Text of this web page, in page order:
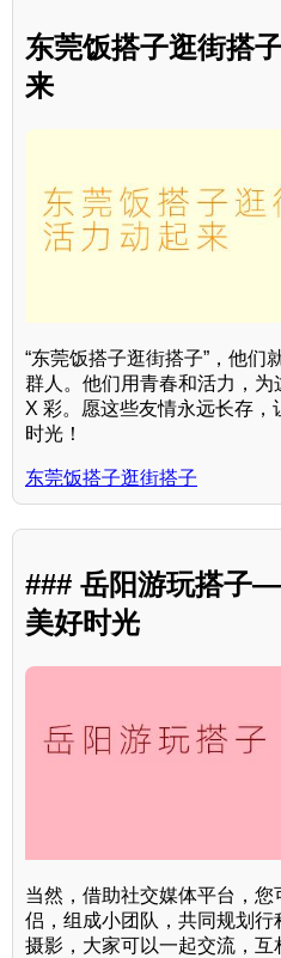
东莞饭搭子逛街搭
来
“东莞饭搭子逛街搭子”，他们
群人。他们用青春和活力，
X 彩。愿这些友情永远长存
时光！
东莞饭搭子逛街搭子
### 岳阳游玩搭子
美好时光
当然，借助社交媒体平台，
侣，组成小团队，共同规划
摄影，大家可以一起交流，